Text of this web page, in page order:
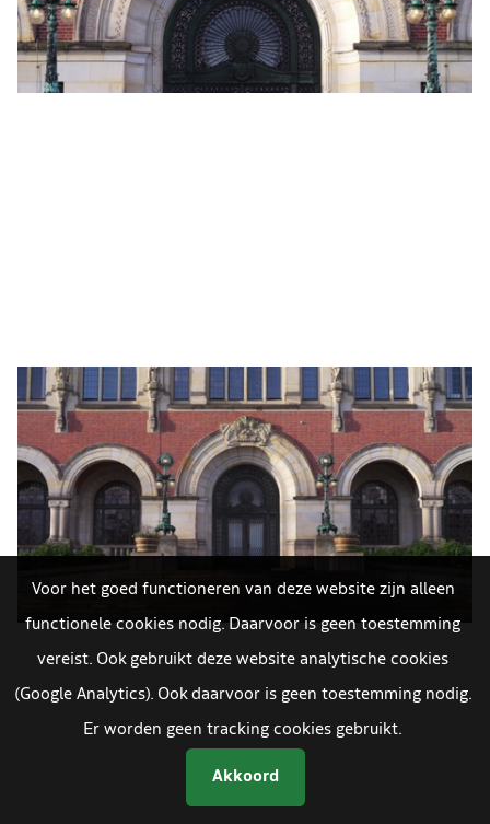
Voor het goed functioneren van deze website zijn alleen
functionele cookies nodig. Daarvoor is geen toestemming
vereist. Ook gebruikt deze website analytische cookies
(Google Analytics). Ook daarvoor is geen toestemming nodig.
Er worden geen tracking cookies gebruikt.
Akkoord